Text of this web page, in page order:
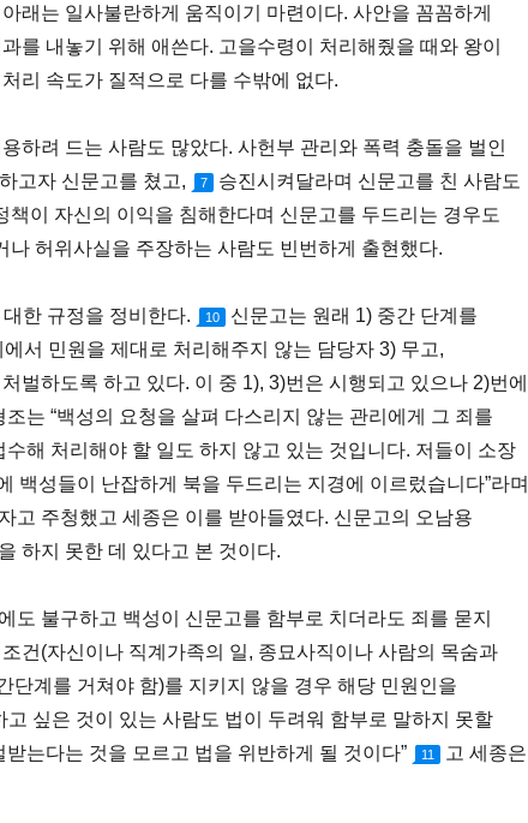
래는 일사불란하게 움직이기 마련이다. 사안을 꼼꼼하게
를 내놓기 위해 애쓴다. 고을수령이 처리해줬을 때와 왕이
리 속도가 질적으로 다를 수밖에 없다.
하려 드는 사람도 많았다. 사헌부 관리와 폭력 충돌을 벌인
고자 신문고를 쳤고, 7
승진시켜달라며 신문고를 친 사람도
책이 자신의 이익을 침해한다며 신문고를 두드리는 경우도
나 허위사실을 주장하는 사람도 빈번하게 출현했다.
한 규정을 정비한다. 10
신문고는 원래 1) 중간 단계를
서 민원을 제대로 처리해주지 않는 담당자 3) 무고,
벌하도록 하고 있다. 이 중 1), 3)번은 시행되고 있으나 2)번에
는 “백성의 요청을 살펴 다스리지 않는 관리에게 그 죄를
해 처리해야 할 일도 하지 않고 있는 것입니다. 저들이 소장
백성들이 난잡하게 북을 두드리는 지경에 이르렀습니다”라며
고 주청했고 세종은 이를 받아들였다. 신문고의 오남용
하지 못한 데 있다고 본 것이다.
도 불구하고 백성이 신문고를 함부로 치더라도 죄를 묻지
건(자신이나 직계가족의 일, 종묘사직이나 사람의 목숨과
단계를 거쳐야 함)를 지키지 않을 경우 해당 민원인을
고 싶은 것이 있는 사람도 법이 두려워 함부로 말하지 못할
는다는 것을 모르고 법을 위반하게 될 것이다”
11
고 세종은